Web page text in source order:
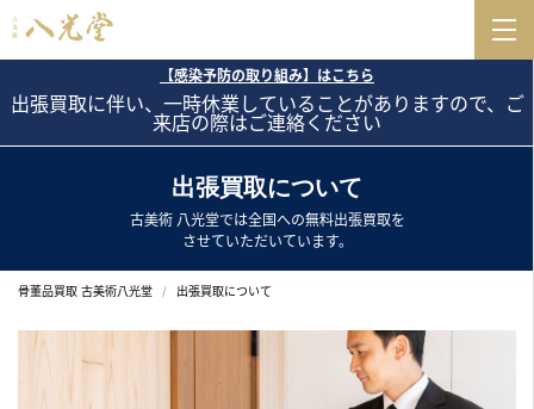
【感染予防の取り組み】はこちら
出張買取に伴い、一時休業していることがありますので、ご
来店の際はご連絡ください
出張買取について
古美術 八光堂では全国への無料出張買取を
させていただいています。
骨董品買取 古美術八光堂 出張買取について